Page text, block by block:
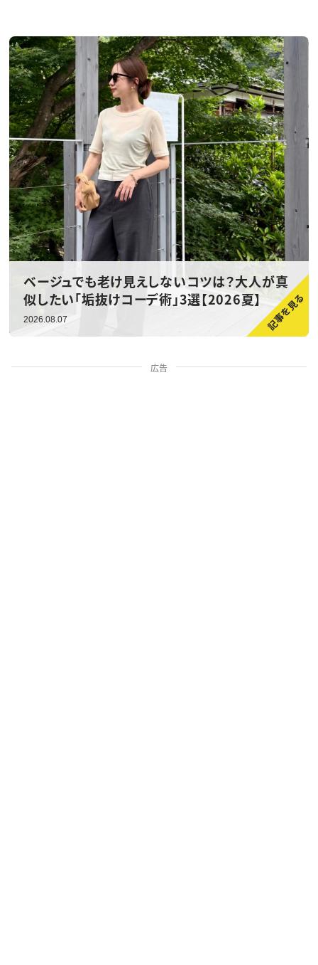
ベージュでも老け見えしないコツは？大人が真
似したい「垢抜けコーデ術」3選【2026夏】
2026.08.07
広告